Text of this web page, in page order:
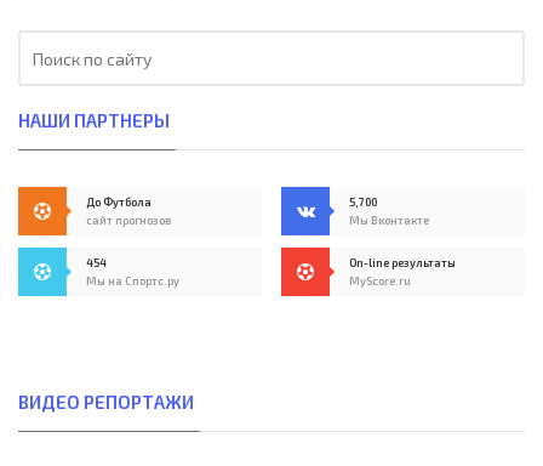
НАШИ ПАРТНЕРЫ
До Футбола
сайт прогнозов
5,700
Мы Вконтакте
454
Мы на Спортс.ру
On-line результаты
MyScore.ru
ВИДЕО РЕПОРТАЖИ